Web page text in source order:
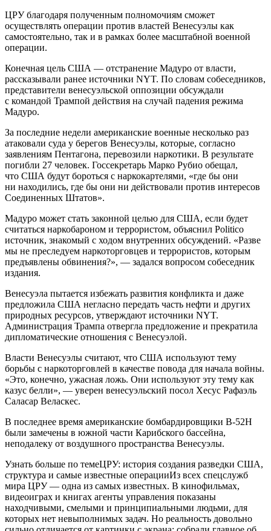
ЦРУ благодаря полученным полномочиям сможет
осуществлять операции против властей Венесуэлы как
самостоятельно, так и в рамках более масштабной военной
операции.
Конечная цель США — отстранение Мадуро от власти,
рассказывали ранее источники NYT. По словам собеседников,
представители венесуэльской оппозиции обсуждали
с командой Трампой действия на случай падения режима
Мадуро.
За последние недели американские военные несколько раз
атаковали суда у берегов Венесуэлы, которые, согласно
заявлениям Пентагона, перевозили наркотики. В результате
погибли 27 человек. Госсекретарь Марко Рубио обещал,
что США будут бороться с наркокартелями, «где бы они
ни находились, где бы они ни действовали против интересов
Соединенных Штатов».
Мадуро может стать законной целью для США, если будет
считаться наркобароном и террористом, объяснил Politico
источник, знакомый с ходом внутренних обсуждений. «Разве
мы не преследуем наркоторговцев и террористов, которым
предъявлены обвинения?», — задался вопросом собеседник
издания.
Венесуэла пытается избежать развития конфликта и даже
предложила США негласно передать часть нефти и других
природных ресурсов, утверждают источники NYT.
Администрация Трампа отвергла предложение и прекратила
дипломатические отношения с Венесуэлой.
Власти Венесуэлы считают, что США используют тему
борьбы с наркоторговлей в качестве повода для начала войны.
«Это, конечно, ужасная ложь. Они используют эту тему как
казус белли», — уверен венесуэльский посол Хесус Рафаэль
Саласар Веласкес.
В последнее время американские бомбардировщики B-52H
были замечены в южной части Карибского бассейна,
неподалеку от воздушного пространства Венесуэлы.
Узнать больше по темеЦРУ: история создания разведки США,
структура и самые известные операцииИз всех спецслужб
мира ЦРУ — одна из самых известных. В кинофильмах,
видеоиграх и книгах агенты управления показаны
находчивыми, смелыми и принципиальными людьми, для
которых нет невыполнимых задач. Но реальность довольно